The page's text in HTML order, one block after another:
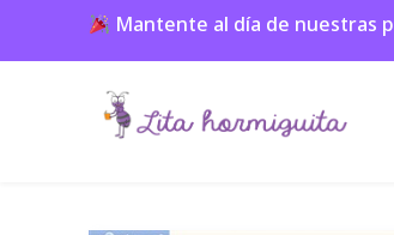
Mantente al día de nuestras